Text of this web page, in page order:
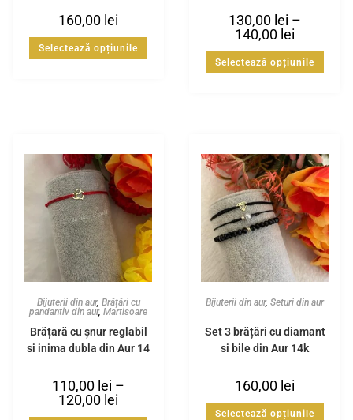
160,00 lei
Selectează opțiunile
130,00 lei –
140,00 lei
Selectează opțiunile
Bijuterii din aur, Brățări cu
pandantiv din aur, Martisoare
Brățară cu șnur reglabil
și inima dubla din Aur 14
110,00 lei –
120,00 lei
Bijuterii din aur, Seturi din aur
Set 3 brățări cu diamant
și bile din Aur 14k
160,00 lei
Selectează opțiunile